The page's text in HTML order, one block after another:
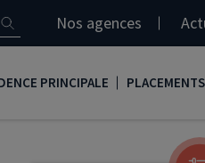
Nos agences
PRINCIPALE
Simulation loi